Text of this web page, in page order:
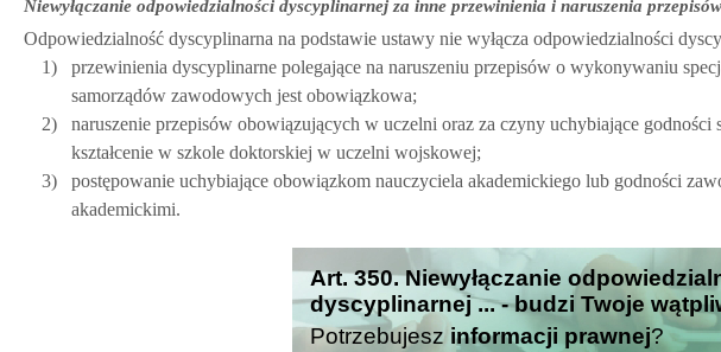
Niewyłączanie odpowiedzialności dyscyplinarnej za inne przewinienia i naruszenia przepisów
Odpowiedzialność dyscyplinarna na podstawie ustawy nie wyłącza odpowiedzialności
1)
przewinienia dyscyplinarne polegające na naruszeniu przepisów o wykonywaniu
samorządów zawodowych jest obowiązkowa;
2)
naruszenie przepisów obowiązujących w uczelni oraz za czyny uchybiające
kształcenie w szkole doktorskiej w uczelni wojskowej;
3)
postępowanie uchybiające obowiązkom nauczyciela akademickiego lub godności
akademickimi.
Art. 350. Niewyłączanie
dyscyplinarnej ... - budzi Twoje
Potrzebujesz informacji prawnej?